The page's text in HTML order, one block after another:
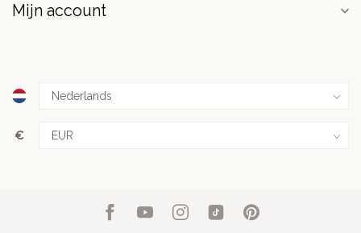
Mijn account
€